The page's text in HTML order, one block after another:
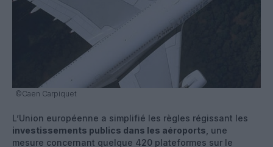
©Caen Carpiquet
L’Union européenne a simplifié les règles régissant les
investissements publics dans les aéroports , une
mesure concernant quelque 420 plateformes sur le